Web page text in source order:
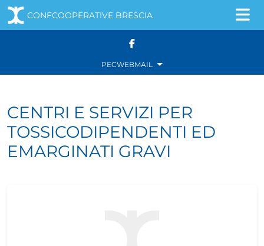
PECWEBMAIL
Navigazione principale
CONFCOOPERATIVE BRESCIA
CENTRI E SERVIZI PER
TOSSICODIPENDENTI ED
EMARGINATI GRAVI